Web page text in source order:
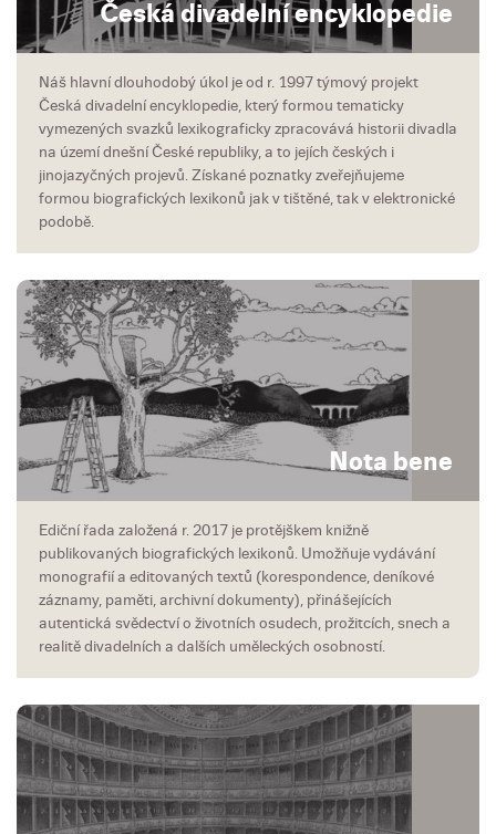
Česká divadelní encyklopedie
Náš hlavní dlouhodobý úkol je od r. 1997 týmový projekt
Česká divadelní encyklopedie, který formou tematicky
vymezených svazků lexikograficky zpracovává historii divadla
na území dnešní České republiky, a to jejích českých i
jinojazyčných projevů. Získané poznatky zveřejňujeme
formou biografických lexikonů jak v tištěné, tak v elektronické
podobě.
Nota bene
Ediční řada založená r. 2017 je protějškem knižně
publikovaných biografických lexikonů. Umožňuje vydávání
monografií a editovaných textů (korespondence, deníkové
záznamy, paměti, archivní dokumenty), přinášejících
autentická svědectví o životních osudech, prožitcích, snech a
realitě divadelních a dalších uměleckých osobností.